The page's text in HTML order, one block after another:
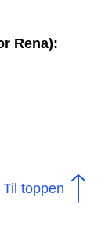
Rena):
Til toppen